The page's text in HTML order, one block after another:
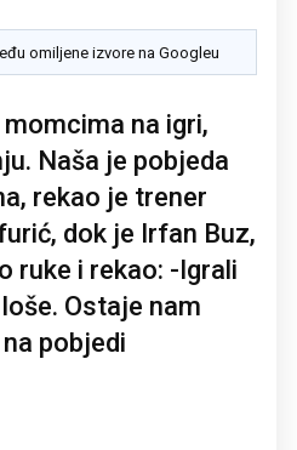
omiljene izvore na Googleu
na igri,
Naša je pobjeda
rekao je trener
dok je Irfan Buz,
ruke i rekao: -Igrali
Ostaje nam
pobjedi